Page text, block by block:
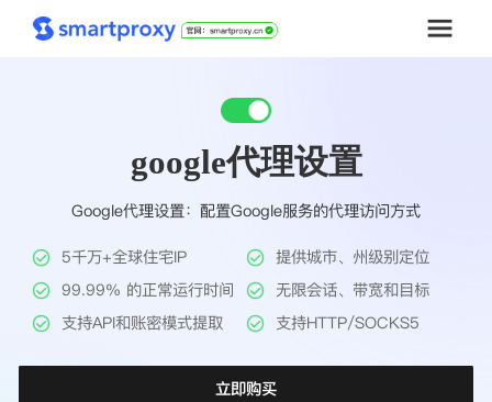
解决方案
工具
帮助中心
google代理设置
Google代理设置：配置Google服务的代理访问方式
5千万+全球住宅IP
提供城市、州级别定位
99.99% 的正常运行时间
无限会话、带宽和目标
支持API和账密模式提取
支持HTTP/SOCKS5
立即购买